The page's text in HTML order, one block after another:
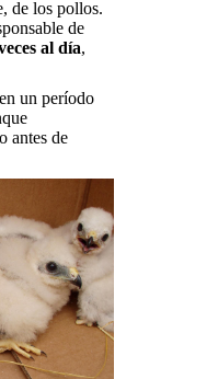
de los pollos.
de
al día,
un período
antes de